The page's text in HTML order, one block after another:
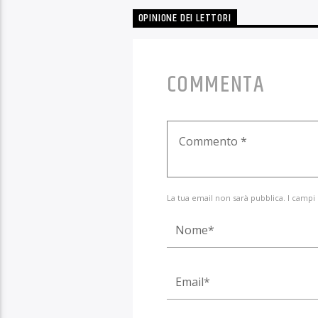
OPINIONE DEI LETTORI
COMMENTA
La tua email non sarà pubblica. I